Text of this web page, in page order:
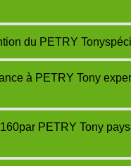
du PETRY
à PETRY Tony
PETRY Tony